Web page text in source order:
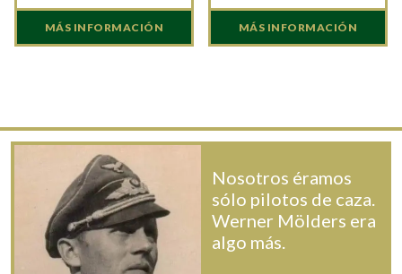
MÁS INFORMACIÓN MÁS INFORMACIÓN
Nosotros éramos
sólo pilotos de caza.
Werner Mölders era
algo más.